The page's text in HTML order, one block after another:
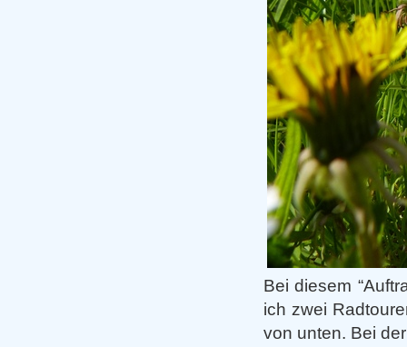
Bei diesem
ich zwei
von unten. Bei